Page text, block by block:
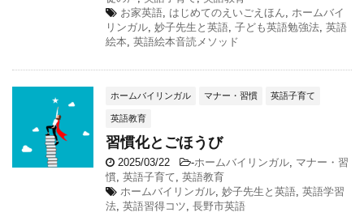
お家英語, はじめてのえいごえほん, ホームバイ
リンガル, 妙子先生と英語, 子ども英語勉強法, 英語
絵本, 英語絵本音読メソッド
ホームバイリンガル マナー・習慣 英語子育て
英語教育
習慣化とごほうび
2025/03/22 -ホームバイリンガル, マナー・習
慣, 英語子育て, 英語教育
ホームバイリンガル, 妙子先生と英語, 英語学習
法, 英語習得コツ, 長野市英語